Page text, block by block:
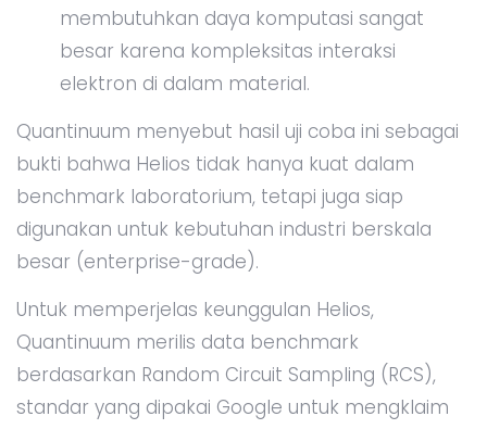
membutuhkan daya komputasi sangat
besar karena kompleksitas interaksi
elektron di dalam material.
Quantinuum menyebut hasil uji coba ini sebagai
bukti bahwa Helios tidak hanya kuat dalam
benchmark laboratorium, tetapi juga siap
digunakan untuk kebutuhan industri berskala
besar (enterprise-grade).
Untuk memperjelas keunggulan Helios,
Quantinuum merilis data benchmark
berdasarkan Random Circuit Sampling (RCS),
standar yang dipakai Google untuk mengklaim